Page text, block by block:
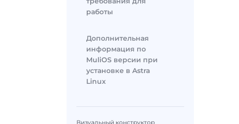
работы
Дополнительная
информация по
MuliOS версии при
установке в Astra
Linux
Визуальный конструктор